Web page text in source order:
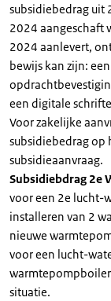
subsidiebedrag uit
2024 aangeschaft
2024 aanlevert,
bewijs kan zijn:
een digitale
Voor zakelijke
subsidiebedrag op
subsidieaanvraag.
Subsidiebdrag 2e
voor een 2e lucht-
installeren van 2
nieuwe
voor een lucht-
situatie.